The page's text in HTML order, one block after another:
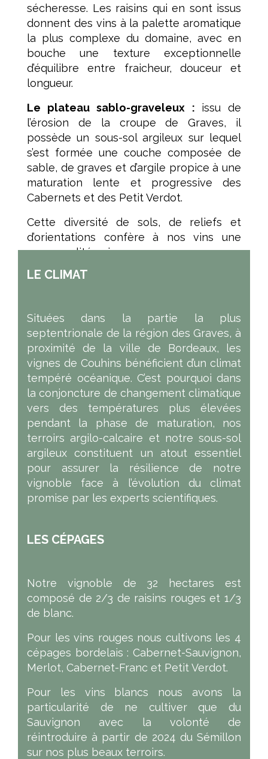
sécheresse. Les raisins qui en sont issus
donnent des vins à la palette aromatique
la plus complexe du domaine, avec en
bouche une texture exceptionnelle
d’équilibre entre fraicheur, douceur et
longueur.
Le plateau sablo-graveleux : issu de
l’érosion de la croupe de Graves, il
possède un sous-sol argileux sur lequel
s’est formée une couche composée de
sable, de graves et d’argile propice à une
maturation lente et progressive des
Cabernets et des Petit Verdot.
Cette diversité de sols, de reliefs et
d’orientations confère à nos vins une
personnalité unique.
LE CLIMAT
Situées dans la partie la plus
septentrionale de la région des Graves, à
proximité de la ville de Bordeaux, les
vignes de Couhins bénéficient d’un climat
tempéré océanique. C’est pourquoi dans
la conjoncture de changement climatique
vers des températures plus élevées
pendant la phase de maturation, nos
terroirs argilo-calcaire et notre sous-sol
argileux constituent un atout essentiel
pour assurer la résilience de notre
vignoble face à l’évolution du climat
promise par les experts scientifiques.
LES CÉPAGES
Notre vignoble de 32 hectares est
composé de 2/3 de raisins rouges et 1/3
de blanc.
Pour les vins rouges nous cultivons les 4
cépages bordelais : Cabernet-Sauvignon,
Merlot, Cabernet-Franc et Petit Verdot.
Pour les vins blancs nous avons la
particularité de ne cultiver que du
Sauvignon avec la volonté de
réintroduire à partir de 2024 du Sémillon
sur nos plus beaux terroirs.